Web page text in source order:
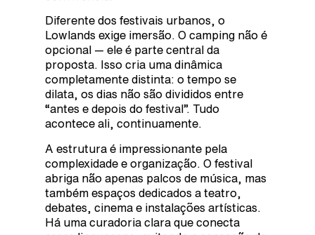
Diferente dos festivais urbanos, o
Lowlands exige imersão. O camping não é
opcional — ele é parte central da
proposta. Isso cria uma dinâmica
completamente distinta: o tempo se
dilata, os dias não são divididos entre
“antes e depois do festival”. Tudo
acontece ali, continuamente.
A estrutura é impressionante pela
complexidade e organização. O festival
abriga não apenas palcos de música, mas
também espaços dedicados a teatro,
debates, cinema e instalações artísticas.
Há uma curadoria clara que conecta